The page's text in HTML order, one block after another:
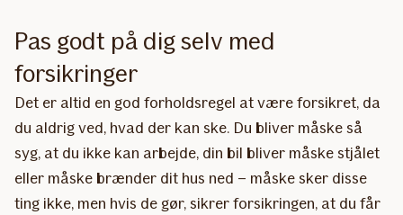
Pas godt på dig selv med
forsikringer
Det er altid en god forholdsregel at være forsikret, da
du aldrig ved, hvad der kan ske. Du bliver måske så
syg, at du ikke kan arbejde, din bil bliver måske stjålet
eller måske brænder dit hus ned – måske sker disse
ting ikke, men hvis de gør, sikrer forsikringen, at du får